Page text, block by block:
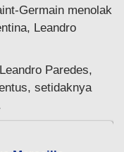
Germain menolak
Leandro
Paredes,
setidaknya